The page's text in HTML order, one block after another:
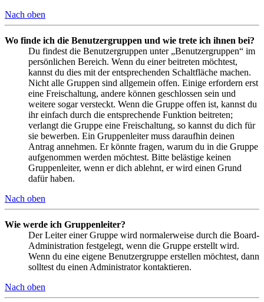
Nach oben
Wo finde ich die Benutzergruppen und wie trete ich ihnen bei?
Du findest die Benutzergruppen unter „Benutzergruppen“ im
persönlichen Bereich. Wenn du einer beitreten möchtest,
kannst du dies mit der entsprechenden Schaltfläche machen.
Nicht alle Gruppen sind allgemein offen. Einige erfordern erst
eine Freischaltung, andere können geschlossen sein und
weitere sogar versteckt. Wenn die Gruppe offen ist, kannst du
ihr einfach durch die entsprechende Funktion beitreten;
verlangt die Gruppe eine Freischaltung, so kannst du dich für
sie bewerben. Ein Gruppenleiter muss daraufhin deinen
Antrag annehmen. Er könnte fragen, warum du in die Gruppe
aufgenommen werden möchtest. Bitte belästige keinen
Gruppenleiter, wenn er dich ablehnt, er wird einen Grund
dafür haben.
Nach oben
Wie werde ich Gruppenleiter?
Der Leiter einer Gruppe wird normalerweise durch die Board-
Administration festgelegt, wenn die Gruppe erstellt wird.
Wenn du eine eigene Benutzergruppe erstellen möchtest, dann
solltest du einen Administrator kontaktieren.
Nach oben